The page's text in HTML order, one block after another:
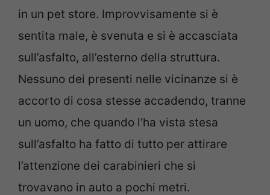
in un pet store. Improvvisamente si è
sentita male, è svenuta e si è accasciata
sull’asfalto, all’esterno della struttura.
Nessuno dei presenti nelle vicinanze si è
accorto di cosa stesse accadendo, tranne
un uomo, che quando l’ha vista stesa
sull’asfalto ha fatto di tutto per attirare
l’attenzione dei carabinieri che si
trovavano in auto a pochi metri.